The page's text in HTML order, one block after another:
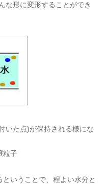
な形に変形することができ
いた点)が保持される様にな
粒子
いうことで、程よい水分と